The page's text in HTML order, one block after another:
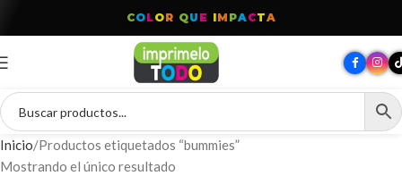
COLOR QU E IM PACTA
Inicio Productos etiquetados “bummies”
Mostrando el único resultado